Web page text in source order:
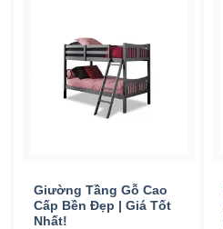
Giường Tầng Gỗ Cao
Cấp Bền Đẹp | Giá Tốt
Nhất!